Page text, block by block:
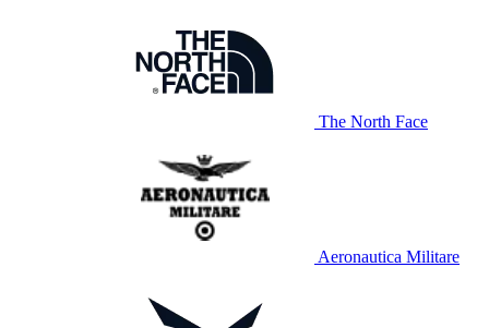
The North Face
Aeronautica Militare